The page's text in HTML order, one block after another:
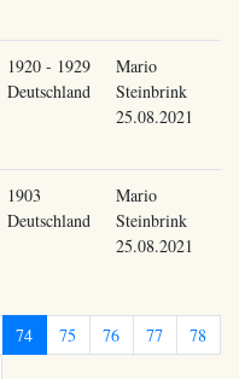
1920 - 1929
Deutschland
Mario
Steinbrink
25.08.2021
1903
Deutschland
Mario
Steinbrink
25.08.2021
74 75 76 77
78